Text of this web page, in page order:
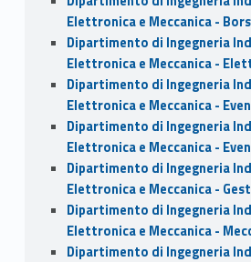
Elettronica e Meccanica -
Dipartimento di Ingegneria
Elettronica e Meccanica -
Dipartimento di Ingegneria
Elettronica e Meccanica -
Dipartimento di Ingegneria
Elettronica e Meccanica -
Dipartimento di Ingegneria
Elettronica e Meccanica -
Dipartimento di Ingegneria
Elettronica e Meccanica -
Dipartimento di Ingegneria